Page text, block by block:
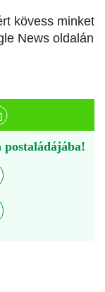
kövess minket
News oldalán
postaládájába!